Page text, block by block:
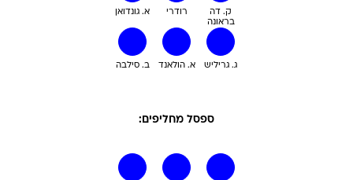
א. גונדואן רודרי
ק. דה
בראונה
ב. סילבה א. הולאנד ג. גריליש
ספסל מחליפים: